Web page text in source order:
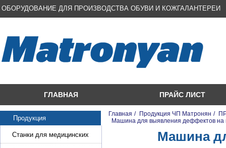
ОБОРУДОВАНИЕ ДЛЯ ПРОИЗВОДСТВА ОБУВИ И КОЖГАЛАНТЕРЕИ
ГЛАВНАЯ ПРАЙС ЛИСТ
Продукция
Станки для медицинских
масок
Главная / Продукция ЧП Матронян /
Машина для выявления деффектов на
Машина